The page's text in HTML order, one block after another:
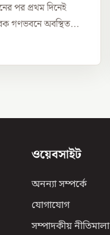
পর প্রথম দিনেই
গণভবনে অবস্থিত...
ওয়েবসাইট
অনন্যা সম্পর্কে
যোগাযোগ
সম্পাদকীয় নীতিমালা